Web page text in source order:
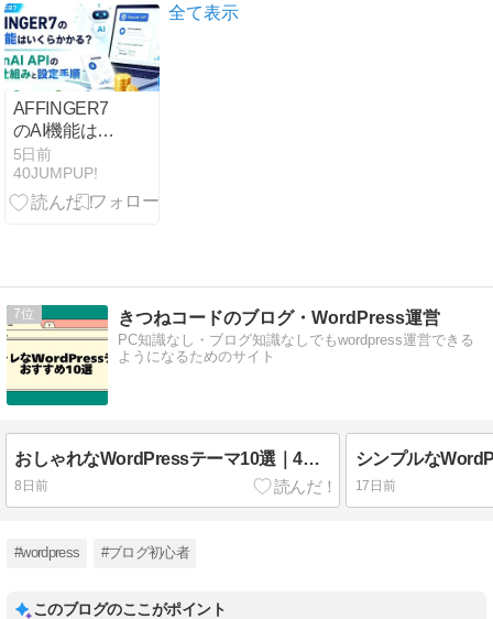
の所属局まと
AFFINGER7
のAI機能はい
くらかかる？
OpenAI APIの
料金仕組みと
5日前
40JUMPUP!
全て表示
7 きつねコードのブログ・WordPress運営
PC知識なし・ブログ知識なしでもwordpress運営できる
ようになるためのサイト
おしゃれなWordPressテーマ10選｜4つのテイスト別に厳選
8日前 17日前
#wordpress #ブログ初心者
このブログのここがポイント